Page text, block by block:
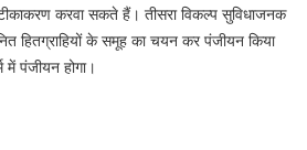
करवा सकते हैं। तीसरा विकल्प सुविधाजनक
हितग्राहियों के समूह का चयन कर पंजीयन किया
में पंजीयन होगा।